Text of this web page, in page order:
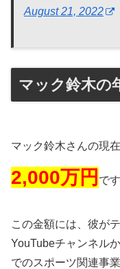
August 21, 2022
マック鈴木の
マック鈴木さんの現
2,000万円 です
この金額には、彼が
YouTubeチャンネル
でのスポーツ関連事